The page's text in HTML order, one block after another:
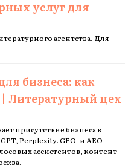
услуг для
агентства. Для
бизнеса: как
| Литературный цех
присутствие бизнеса в
Perplexity. GEO- и AEO-
ассистентов, контент